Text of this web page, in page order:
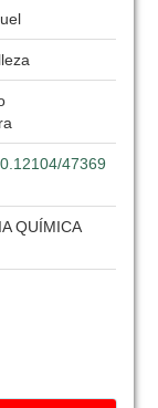
47369
QUÍMICA